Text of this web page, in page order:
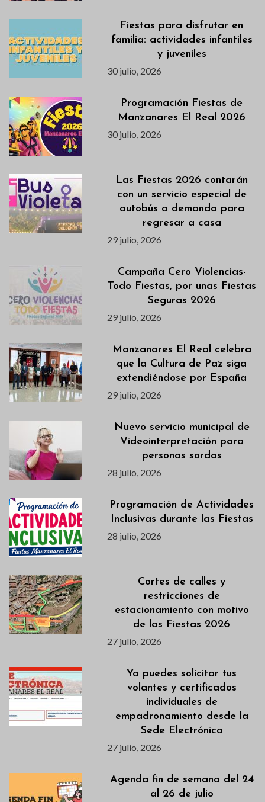
Fiestas para disfrutar en
familia: actividades infantiles
y juveniles
30 julio, 2026
Programación Fiestas de
Manzanares El Real 2026
30 julio, 2026
Las Fiestas 2026 contarán
con un servicio especial de
autobús a demanda para
regresar a casa
29 julio, 2026
Campaña Cero Violencias-
Todo Fiestas, por unas Fiestas
Seguras 2026
29 julio, 2026
Manzanares El Real celebra
que la Cultura de Paz siga
extendiéndose por España
29 julio, 2026
Nuevo servicio municipal de
Videointerpretación para
personas sordas
28 julio, 2026
Programación de Actividades
Inclusivas durante las Fiestas
28 julio, 2026
Cortes de calles y
restricciones de
estacionamiento con motivo
de las Fiestas 2026
27 julio, 2026
Ya puedes solicitar tus
volantes y certificados
individuales de
empadronamiento desde la
Sede Electrónica
27 julio, 2026
Agenda fin de semana del 24
al 26 de julio